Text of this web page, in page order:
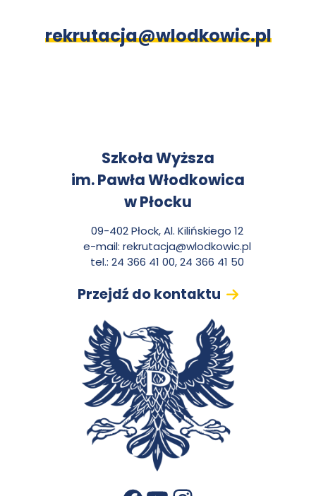
rekrutacja@wlodkowic.pl
Szkoła Wyższa
im. Pawła Włodkowica
w Płocku
09-402 Płock, Al. Kilińskiego 12
e-mail: rekrutacja@wlodkowic.pl
tel.: 24 366 41 00, 24 366 41 50
Przejdź do kontaktu